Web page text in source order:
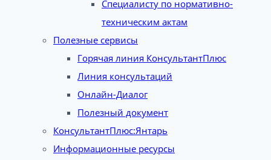
Специалисту по нормативно-
техническим актам
Полезные сервисы
Горячая линия КонсультантПлюс
Линия консультаций
Онлайн-Диалог
Полезный документ
КонсультантПлюс:Янтарь
Информационные ресурсы